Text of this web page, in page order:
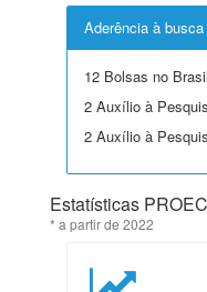
Aderência à busca
12 Bolsas no
2 Auxílio à
2 Auxílio à
Estatísticas PROEC
* a partir de 2022